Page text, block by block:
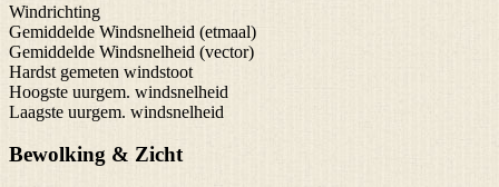
Windrichting
Gemiddelde Windsnelheid (etmaal)
Gemiddelde Windsnelheid (vector)
Hardst gemeten windstoot
Hoogste uurgem. windsnelheid
Laagste uurgem. windsnelheid
Bewolking & Zicht